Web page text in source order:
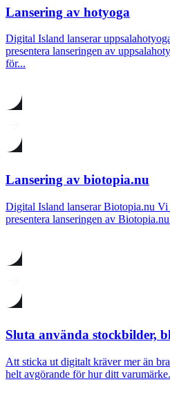
Lansering av hotyoga
Digital Island lanserar
presentera lanseringen av
för...
Lansering av biotopia.nu
Digital Island lanserar Biotopia.nu Vi
presentera lanseringen av
Sluta använda stockbilder,
Att sticka ut digitalt kräver mer än
helt avgörande för hur ditt